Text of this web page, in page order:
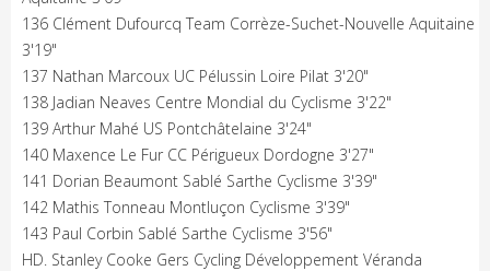
136 Clément Dufourcq Team Corrèze-Suchet-Nouvelle Aquitaine
3'19"
137 Nathan Marcoux UC Pélussin Loire Pilat 3'20"
138 Jadian Neaves Centre Mondial du Cyclisme 3'22"
139 Arthur Mahé US Pontchâtelaine 3'24"
140 Maxence Le Fur CC Périgueux Dordogne 3'27"
141 Dorian Beaumont Sablé Sarthe Cyclisme 3'39"
142 Mathis Tonneau Montluçon Cyclisme 3'39"
143 Paul Corbin Sablé Sarthe Cyclisme 3'56"
HD. Stanley Cooke Gers Cycling Développement Véranda